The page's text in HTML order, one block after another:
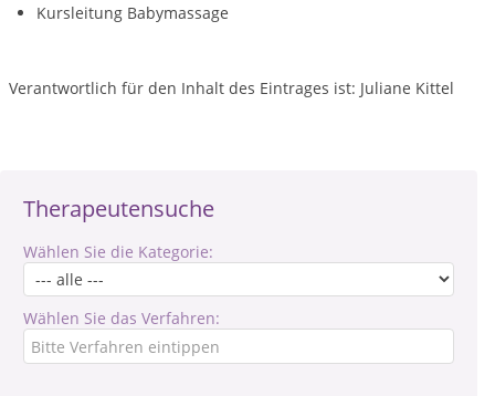
Therapeutensuche
Wählen Sie die Kategorie:
Wählen Sie das Verfahren:
Kursleitung Babymassage
Verantwortlich für den Inhalt des Eintrages ist: Juliane Kittel